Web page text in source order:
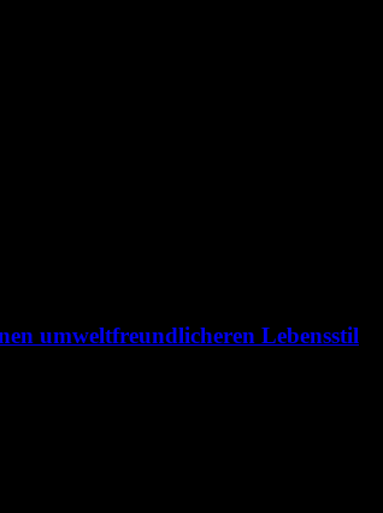
umweltfreundlicheren Lebensstil